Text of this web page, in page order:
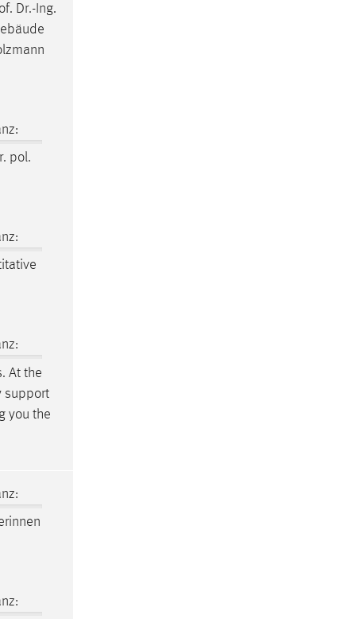
Dr.-Ing.
pol.
At the
support
you the